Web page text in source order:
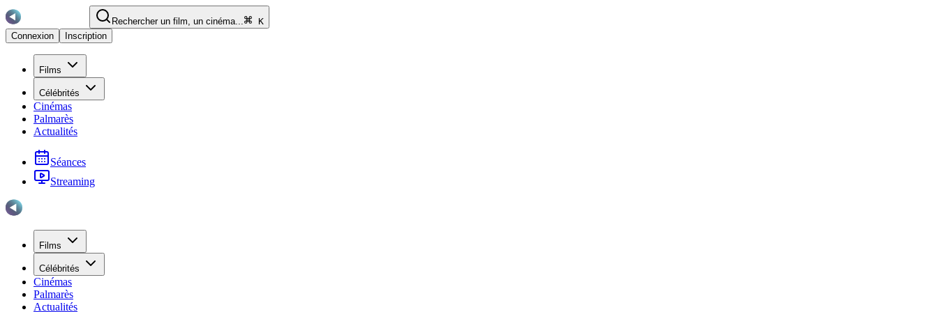
Rechercher un film, un cinéma...
K
Connexion
Inscription
Films
Célébrités
Cinémas
Palmarès
Actualités
Séances
Streaming
Films
Célébrités
Cinémas
Palmarès
Actualités